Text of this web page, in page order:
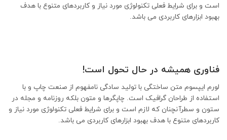
است و برای شرایط فعلی تکنولوژی مورد نیاز و کاربردهای متنوع با هدف
بهبود ابزارهای کاربردی می باشد.
فناوری همیشه در حال تحول است!
لورم ایپسوم متن ساختگی با تولید سادگی نامفهوم از صنعت چاپ و با
استفاده از طراحان گرافیک است. چاپگرها و متون بلکه روزنامه و مجله در
ستون و سطرآنچنان که لازم است و برای شرایط فعلی تکنولوژی مورد نیاز و
کاربردهای متنوع با هدف بهبود ابزارهای کاربردی می باشد.